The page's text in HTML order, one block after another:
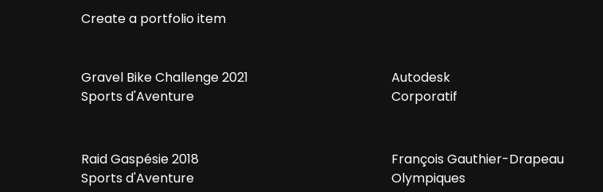
Create a portfolio item
Gravel Bike Challenge 2021
Sports d'Aventure
Autodesk
Corporatif
Raid Gaspésie 2018
Sports d'Aventure
François Gauthier-Drapeau
Olympiques